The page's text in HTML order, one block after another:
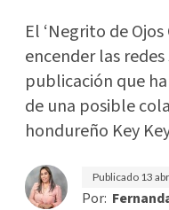
El ‘Negrito de
encender las
publicación que
de una posible
hondureño Key
Publicado 13
Por: